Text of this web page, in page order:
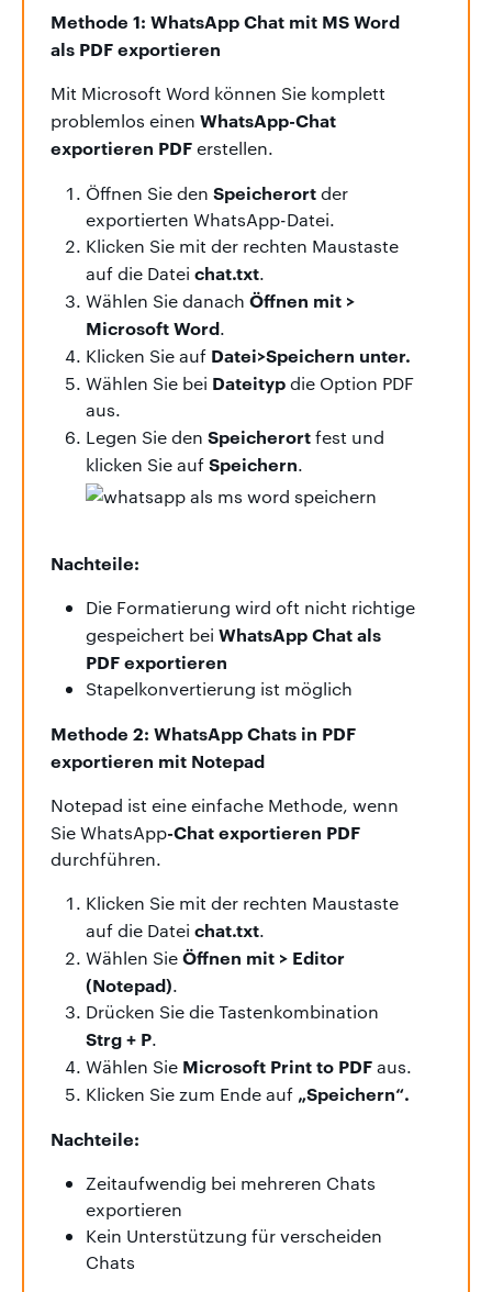
Methode 1: WhatsApp Chat mit MS Word
als PDF exportieren
Mit Microsoft Word können Sie komplett
problemlos einen WhatsApp-Chat
exportieren PDFerstellen.
Öffnen Sie den Speicherortder
exportierten WhatsApp-Datei.
Klicken Sie mit der rechten Maustaste
auf die Datei chat.txt.
Wählen Sie danach Öffnen mit >
Microsoft Word.
Klicken Sie auf Datei>Speichern unter.
Wählen Sie bei Dateitypdie Option PDF
aus.
Legen Sie den Speicherortfest und
klicken Sie aufSpeichern.
Nachteile:
Die Formatierung wird oft nicht richtige
gespeichert bei WhatsApp Chat als
PDF exportieren
Stapelkonvertierung ist möglich
Methode 2: WhatsApp Chats in PDF
exportieren mit Notepad
Notepad ist eine einfache Methode, wenn
Sie WhatsApp-Chat exportieren PDF
durchführen.
Klicken Sie mit der rechten Maustaste
auf die Datei chat.txt.
Wählen SieÖffnen mit > Editor
(Notepad).
Drücken Sie die Tastenkombination
Strg + P.
Wählen Sie Microsoft Print to PDFaus.
Klicken Sie zum Ende auf „Speichern“.
Nachteile:
Zeitaufwendig bei mehreren Chats
exportieren
Kein Unterstützung für verscheiden
Chats